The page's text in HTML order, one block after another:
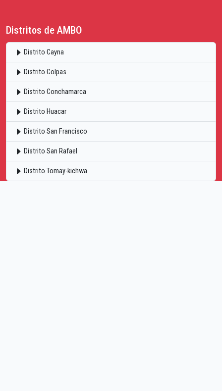
Distritos de AMBO
Distrito Cayna
Distrito Colpas
Distrito Conchamarca
Distrito Huacar
Distrito San Francisco
Distrito San Rafael
Distrito Tomay-kichwa